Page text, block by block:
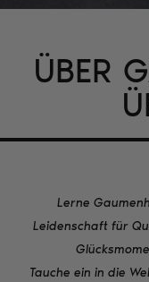
SPAR-
ÜBER
Lerne
Leidenschaft für
Tauche ein in die